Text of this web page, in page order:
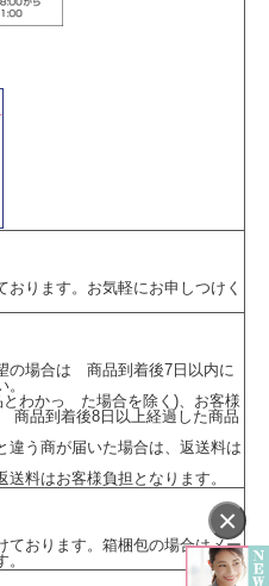
×
ります。お気軽にお申しつけく
の場合は 商品到着後7日以内に
わかっ た場合を除く)、お客様
商品到着後8日以上経過した商品
う商が届いた場合は、返送料は
料はお客様負担となります。
ております。箱梱包の場合はメー